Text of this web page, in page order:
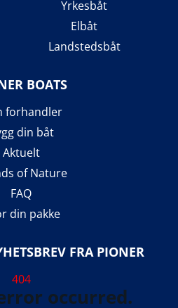
Yrkesbåt
Elbåt
Landstedsbåt
BOATS
forhandler
din båt
Aktuelt
of Nature
FAQ
din pakke
FRA PIONER
404
occurred.